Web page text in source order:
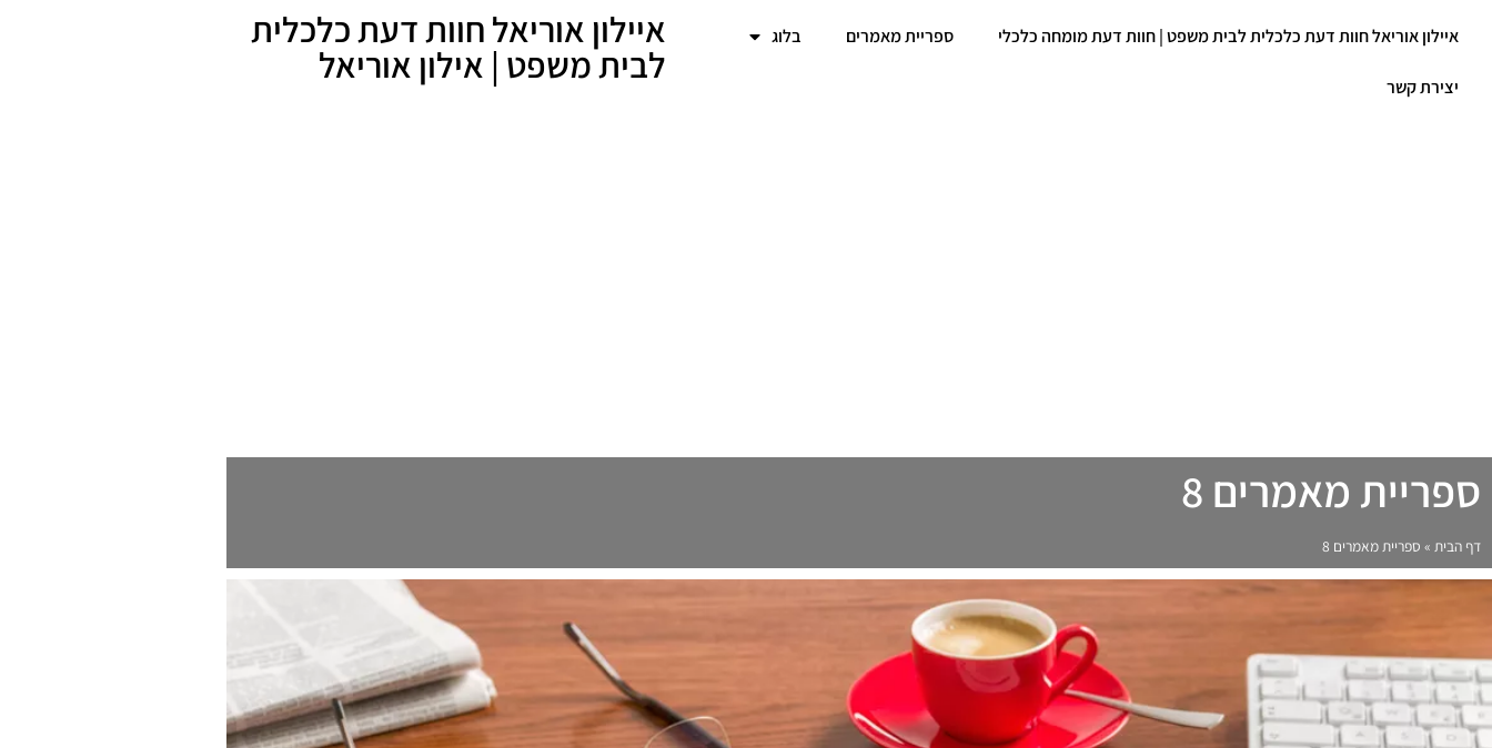
איילון אוריאל חוות דעת כלכלית לבית משפט | חוות דעת מומחה כלכלי ספריית מאמרים בלוג
יצירת קשר
איילון אוריאל חוות דעת כלכלית
לבית משפט | אילון אוריאל
ספריית מאמרים 8
דף הבית » ספריית מאמרים 8